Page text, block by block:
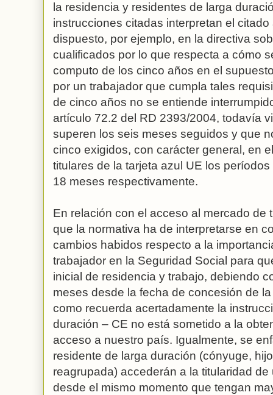
la residencia y residentes de larga
instrucciones citadas interpretan el
dispuesto, por ejemplo, en la directiva
cualificados por lo que respecta a cómo
computo de los cinco años en el
por un trabajador que cumpla tales
de cinco años no se entiende
artículo 72.2 del RD 2393/2004, todavía
superen los seis meses seguidos y que
cinco exigidos, con carácter general, en
titulares de la tarjeta azul UE los
18 meses respectivamente.
En relación con el acceso al mercado de
que la normativa ha de interpretarse en
cambios habidos respecto a la
trabajador en la Seguridad Social para
inicial de residencia y trabajo, debiendo
meses desde la fecha de concesión de
como recuerda acertadamente la
duración – CE no está sometido a la
acceso a nuestro país. Igualmente, se
residente de larga duración (cónyuge,
reagrupada) accederán a la titularidad
desde el mismo momento que tengan